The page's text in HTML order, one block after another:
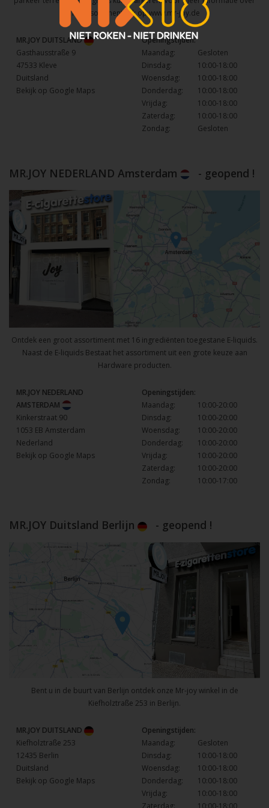
het assortiment kijk opwww.mr-joy.de
MR.JOY DUITSLAND
Gasthausstraße 9
47533 Kleve
Duitsland
Bekijk op Google Maps
Openingstijden:
Maandag:
Gesloten
Dinsdag:
10:00-18:00
Woensdag:
10:00-18:00
Donderdag:
10:00-18:00
Vrijdag:
10:00-18:00
Zaterdag:
10:00-18:00
Zondag:
Gesloten
MR.JOY NEDERLAND Amsterdam - geopend !
Ontdek een groot assortiment met 16 ingrediënten toegestane E-liquids.
Naast de E-liquids Bestaat het assortiment uit een grote keuze aan
Hardware producten.
MR.JOY NEDERLAND
AMSTERDAM
Kinkerstraat 90
1053 EB Amsterdam
Nederland
Bekijk op Google Maps
Openingstijden:
Maandag:
10:00-20:00
Dinsdag:
10:00-20:00
Woensdag:
10:00-20:00
Donderdag:
10:00-20:00
Vrijdag:
10:00-20:00
Zaterdag:
10:00-20:00
Zondag:
10:00-17:00
MR.JOY Duitsland Berlijn - geopend !
Bent u in de buurt van Berlijn ontdek onze Mr-joy winkel in de
Kiefholztraße 253 in Berlijn.
MR.JOY DUITSLAND
Kiefholztraße 253
12435 Berlin
Duitsland
Bekijk op Google Maps
Openingstijden:
Maandag:
Gesloten
Dinsdag:
10:00-18:00
Woensdag:
10:00-18:00
Donderdag:
10:00-18:00
Vrijdag:
10:00-18:00
Zaterdag:
10:00-18:00